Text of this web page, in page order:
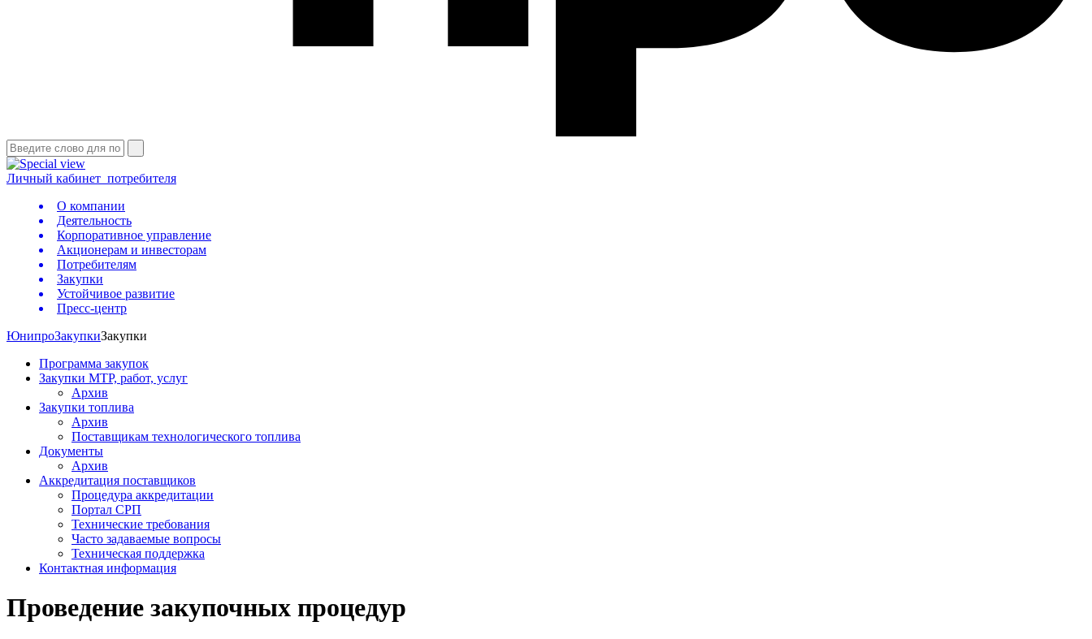
Личный кабинет потребителя
О компании
Деятельность
Корпоративное управление
Акционерам и инвесторам
Потребителям
Закупки
Устойчивое развитие
Пресс-центр
ЮнипроЗакупкиЗакупки
Программа закупок
Закупки МТР, работ, услуг
Архив
Закупки топлива
Архив
Поставщикам технологического топлива
Документы
Архив
Аккредитация поставщиков
Процедура аккредитации
Портал СРП
Технические требования
Часто задаваемые вопросы
Техническая поддержка
Контактная информация
Проведение закупочных процедур